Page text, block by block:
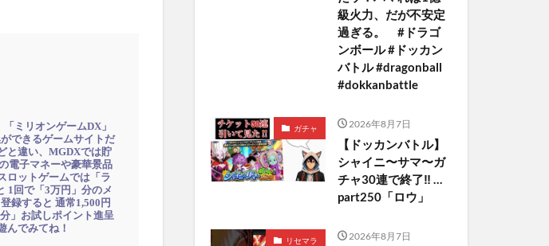
ミリオンゲームDX」
できるゲームサイトだ
と違い、MGDXでは貯
電子マネーや豪華景品
ロットゲームでは「ラ
1回で「3万円」分のメ
録すると 通常1,500円
」お試しポイント進呈
んでみてね！
級火力、だが不安定
過ぎる。 #ドラゴ
ンボール #ドッカン
バトル #dragonball
#dokkanbattle
ガチャ 2026年8月7日
【ドッカンバトル】
シャイニ〜サマ〜ガ
チャ30連で終了‼︎ …
part250「ロウ」
リセマラ 2026年8月7日